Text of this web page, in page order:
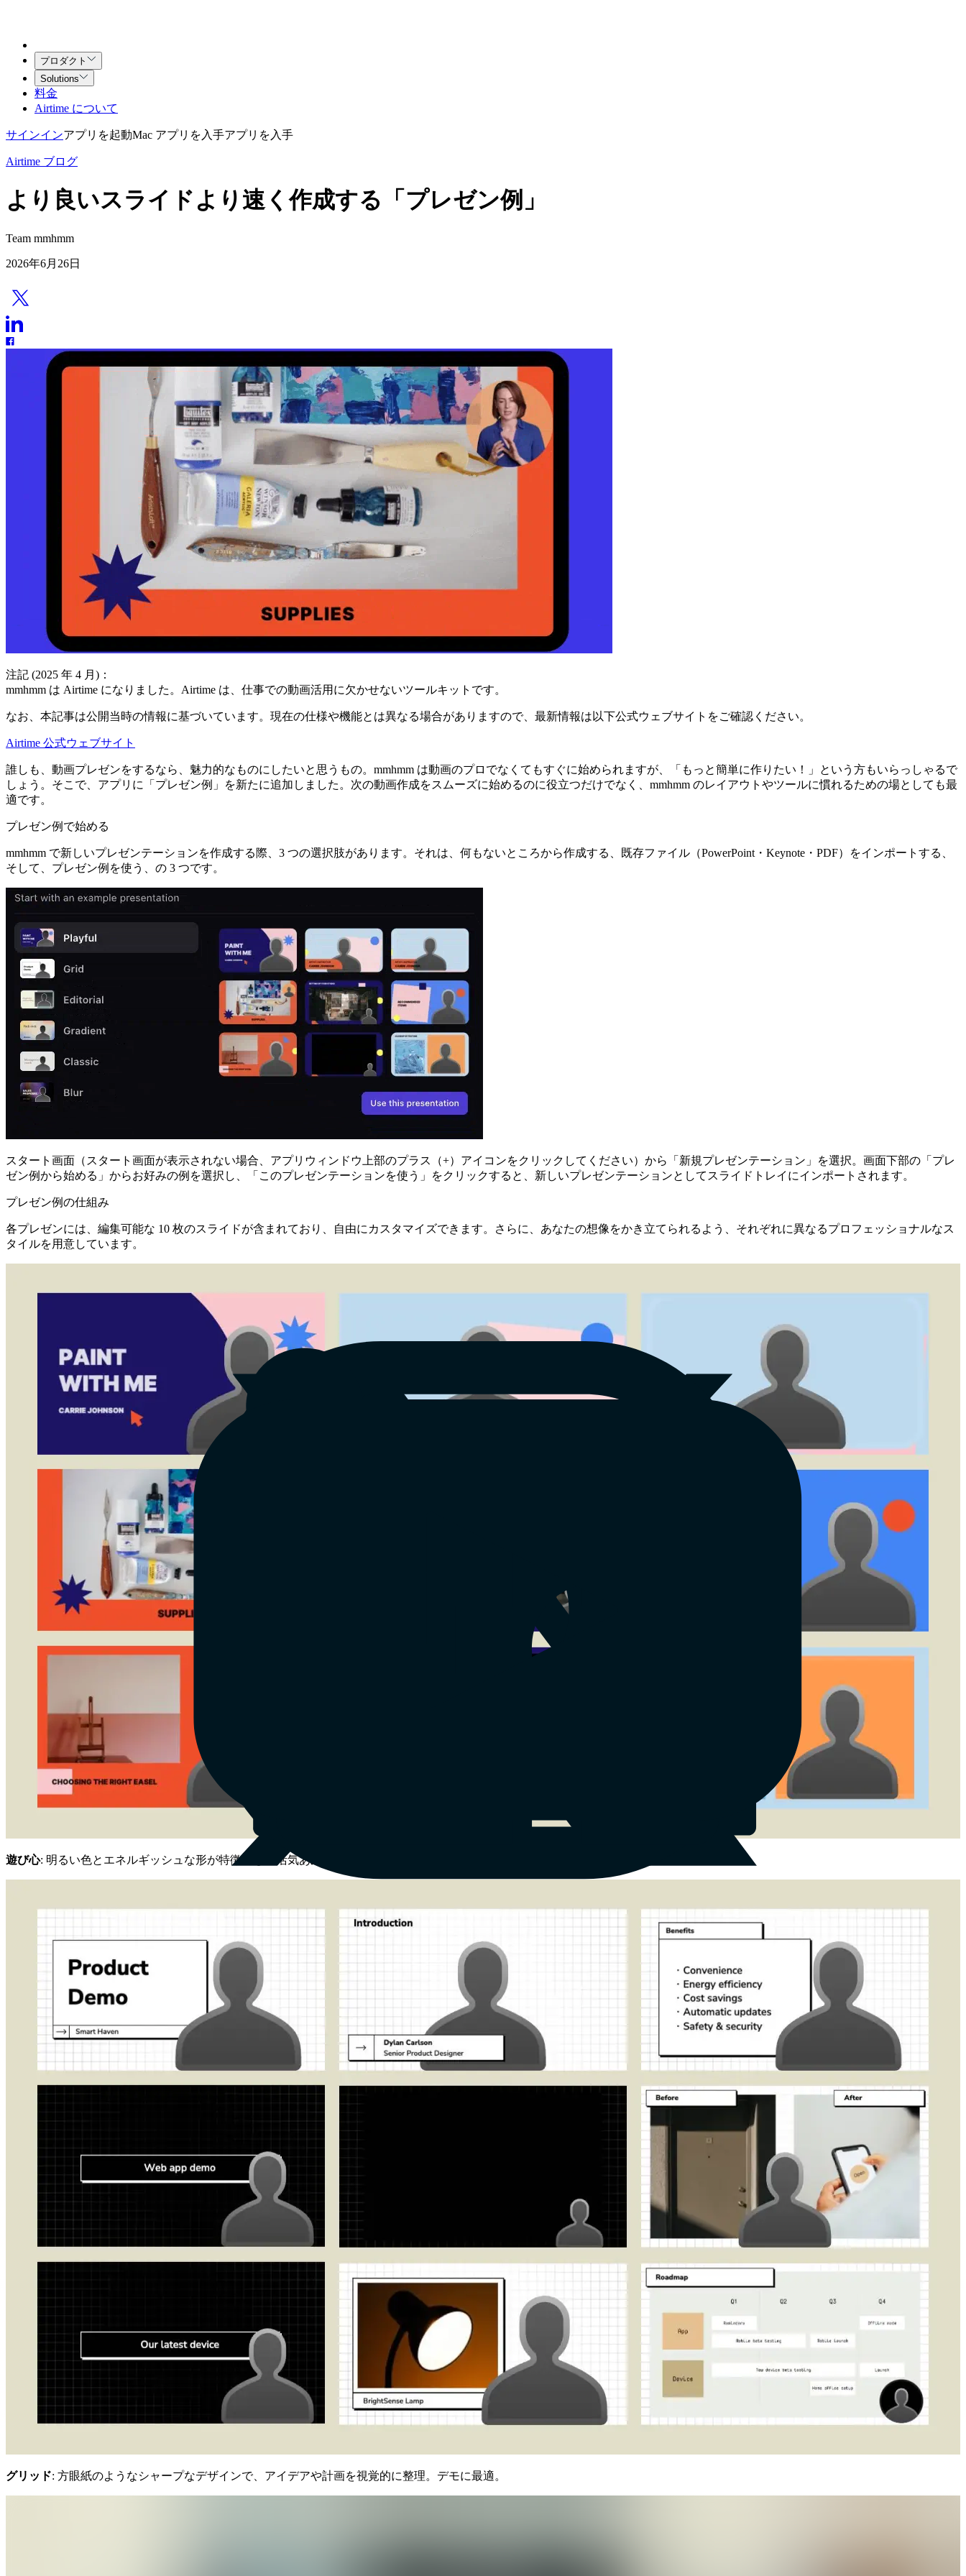
プロダクト
Solutions
料金
Airtime について
サインインアプリを起動Mac アプリを入手アプリを入手
Airtime ブログ
より良いスライドより速く作成する「プレゼン例」
Team mmhmm
2026年6月26日
注記 (2025 年 4 月)：
mmhmm は Airtime になりました。Airtime は、仕事での動画活用に欠かせないツールキットです。
なお、本記事は公開当時の情報に基づいています。現在の仕様や機能とは異なる場合がありますので、最新情報は以下公式ウェブサイトをご確認ください。
Airtime 公式ウェブサイト
誰しも、動画プレゼンをするなら、魅力的なものにしたいと思うもの。mmhmm は動画のプロでなくてもすぐに始められますが、「もっと簡単に作りたい！」という方もいらっしゃるで
しょう。そこで、アプリに「プレゼン例」を新たに追加しました。次の動画作成をスムーズに始めるのに役立つだけでなく、mmhmm のレイアウトやツールに慣れるための場としても最
適です。
プレゼン例で始める
mmhmm で新しいプレゼンテーションを作成する際、3 つの選択肢があります。それは、何もないところから作成する、既存ファイル（PowerPoint・Keynote・PDF）をインポートする、
そして、プレゼン例を使う、の 3 つです。
スタート画面（スタート画面が表示されない場合、アプリウィンドウ上部のプラス（+）アイコンをクリックしてください）から「新規プレゼンテーション」を選択。画面下部の「プレ
ゼン例から始める」からお好みの例を選択し、「このプレゼンテーションを使う」をクリックすると、新しいプレゼンテーションとしてスライドトレイにインポートされます。
プレゼン例の仕組み
各プレゼンには、編集可能な 10 枚のスライドが含まれており、自由にカスタマイズできます。さらに、あなたの想像をかき立てられるよう、それぞれに異なるプロフェッショナルなス
タイルを用意しています。
遊び心: 明るい色とエネルギッシュな形が特徴的な、活気あふれる雰囲気。教育向けに最適。
グリッド: 方眼紙のようなシャープなデザインで、アイデアや計画を視覚的に整理。デモに最適。